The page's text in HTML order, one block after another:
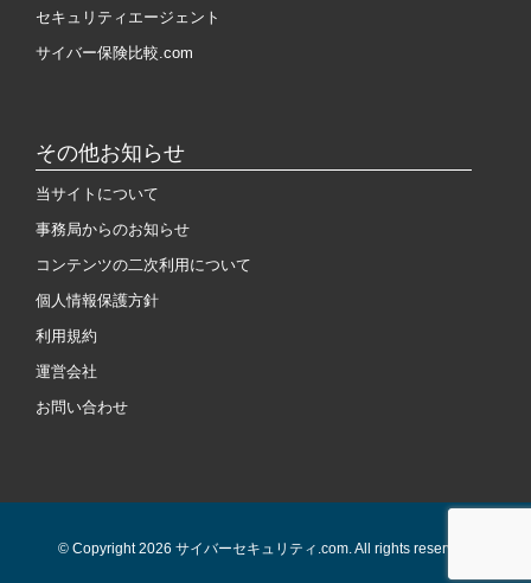
セキュリティエージェント
サイバー保険比較.com
その他お知らせ
当サイトについて
事務局からのお知らせ
コンテンツの二次利用について
個人情報保護方針
利用規約
運営会社
お問い合わせ
© Copyright 2026 サイバーセキュリティ.com. All rights reserved.